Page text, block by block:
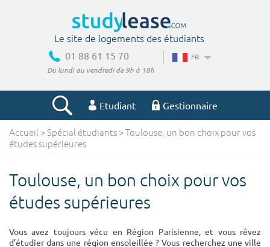
Le site de logements des étudiants
01 88 61 15 70
Du lundi au vendredi de 9h à 18h
FR
Etudiant Gestionnaire
Votre recherche
Accueil >Spécial étudiants > Toulouse, un bon choix pour vos
études supérieures
Toulouse, un bon choix pour vos
études supérieures
Vous avez toujours vécu en Région Parisienne, et vous rêvez
d’étudier dans une région ensoleillée ? Vous recherchez une ville